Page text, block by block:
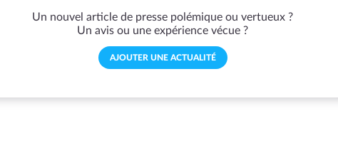
Un nouvel article de presse polémique ou vertueux ?
Un avis ou une expérience vécue ?
AJOUTER UNE ACTUALITÉ